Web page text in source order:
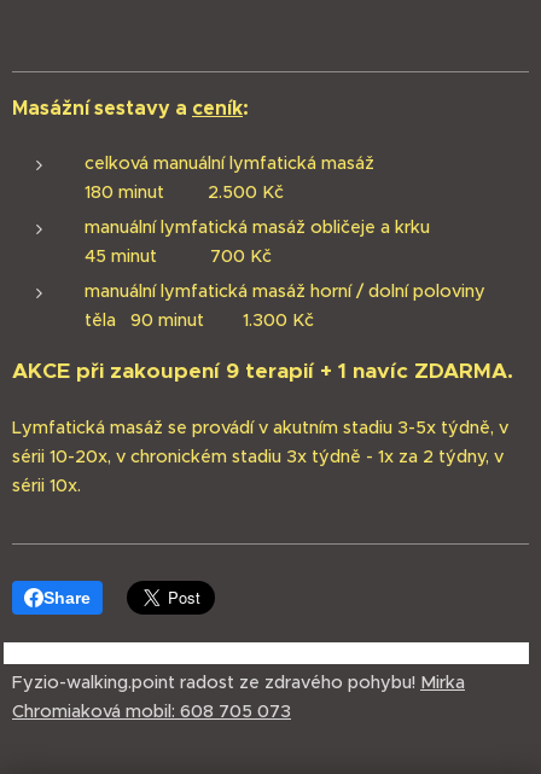
Masážní sestavy a ceník:
celková manuální lymfatická masáž
180 minut 2.500 Kč
manuální lymfatická masáž obličeje a krku
45 minut 700 Kč
manuální lymfatická masáž horní / dolní poloviny
těla 90 minut 1.300 Kč
AKCE při zakoupení 9 terapií + 1 navíc ZDARMA.
Lymfatická masáž se provádí v akutním stadiu 3-5x týdně, v
sérii 10-20x, v chronickém stadiu 3x týdně - 1x za 2 týdny, v
sérii 10x.
Share
Fyzio-walking.point radost ze zdravého pohybu! Mirka
Chromiaková mobil: 608 705 073